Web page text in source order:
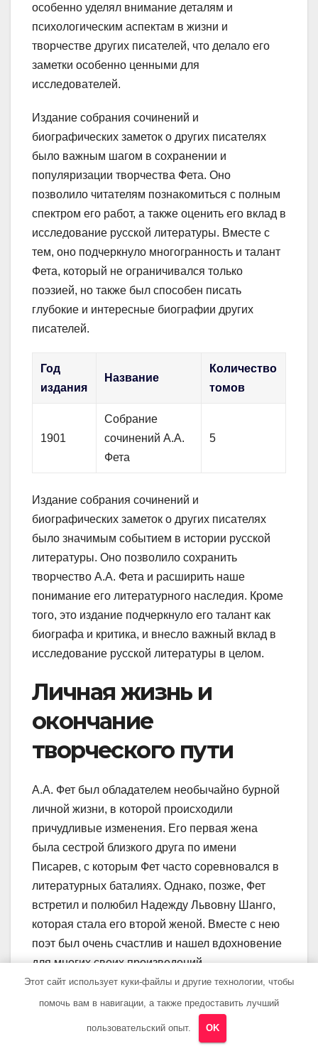
особенно уделял внимание деталям и
психологическим аспектам в жизни и
творчестве других писателей, что делало его
заметки особенно ценными для
исследователей.
Издание собрания сочинений и
биографических заметок о других писателях
было важным шагом в сохранении и
популяризации творчества Фета. Оно
позволило читателям познакомиться с полным
спектром его работ, а также оценить его вклад в
исследование русской литературы. Вместе с
тем, оно подчеркнуло многогранность и талант
Фета, который не ограничивался только
поэзией, но также был способен писать
глубокие и интересные биографии других
писателей.
Год
издания
Название
Количество
томов
1901
Собрание
сочинений А.А.
Фета
5
Издание собрания сочинений и
биографических заметок о других писателях
было значимым событием в истории русской
литературы. Оно позволило сохранить
творчество А.А. Фета и расширить наше
понимание его литературного наследия. Кроме
того, это издание подчеркнуло его талант как
биографа и критика, и внесло важный вклад в
исследование русской литературы в целом.
Личная жизнь и
окончание
творческого пути
А.А. Фет был обладателем необычайно бурной
личной жизни, в которой происходили
причудливые изменения. Его первая жена
была сестрой близкого друга по имени
Писарев, с которым Фет часто соревновался в
литературных баталиях. Однако, позже, Фет
встретил и полюбил Надежду Львовну Шанго,
которая стала его второй женой. Вместе с нею
поэт был очень счастлив и нашел вдохновение
для многих своих произведений.
связано с его плохим здоровьем и неустанной
работой. Он страдал от астмы и множества
Этот сайт использует куки-файлы и другие технологии, чтобы
помочь вам в навигации, а также предоставить лучший
пользовательский опыт. OK